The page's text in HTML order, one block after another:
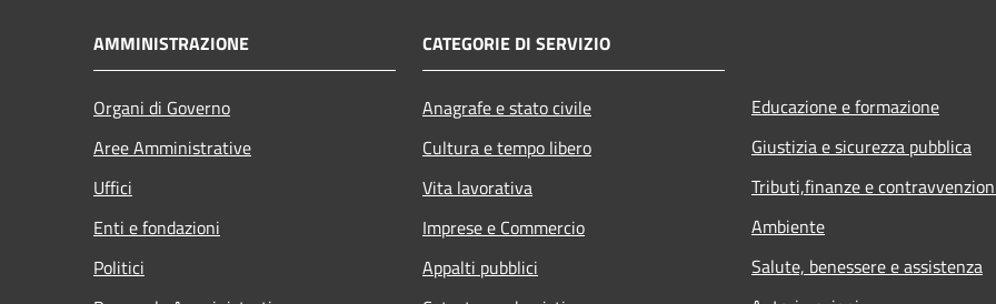
AMMINISTRAZIONE
Organi di Governo
Aree Amministrative
Uffici
Enti e fondazioni
Politici
CATEGORIE DI SERVIZIO
Anagrafe e stato civile
Cultura e tempo libero
Vita lavorativa
Imprese e Commercio
Appalti pubblici
Educazione e formazione
Giustizia e sicurezza pubblica
Tributi,finanze e
Ambiente
Salute, benessere e assistenza